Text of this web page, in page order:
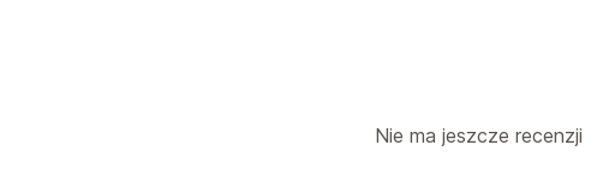
Nie ma jeszcze recenzji